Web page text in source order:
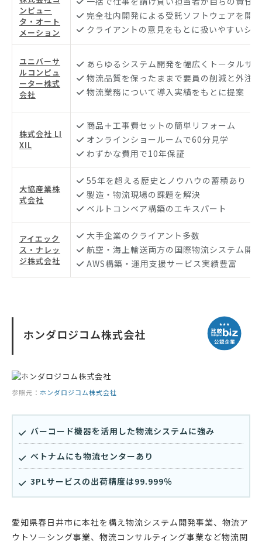
ンピュー
タ・オート
メーション
完全社内開発による受託ソフトウェアを開発
クライアントの意見をもとに扱いやすいシ
ユニバーサ
ルコンピュ
ーター株式
会社
あらゆるシステム開発を幅広くトータルサ
物流品質を保ったままで要員の削減と外注
物流業務について導入実績をもとに提案
株式会社 LI
XIL
商品＋工事費セットの簡単リフォーム
オンラインショールームで60分見学
わずかな費用で10年保証
大協産業株
式会社
55年を超える歴史とノウハウの蓄積あり
製造・物流現場の課題を解決
ベルトコンベア構築のエキスパート
アイエック
ス・ナレッ
ジ株式会社
大手企業のクライアント多数
航空・海上輸送両方の国際物流システム開
AWS構築・運用支援サービス実績豊富
ホンダロジコム株式会社
参照元： ホンダロジコム株式会社
バーコード機器を活用した物流システムに強み
ベトナムにも物流センターあり
3PLサービスの出荷精度は99.999％
愛知県春日井市に本社を構え物流システム開発事業、物流ア
ウトソーシング事業、物流コンサルティング事業など物流関